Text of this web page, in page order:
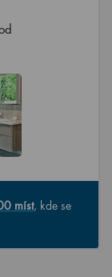
míst, kde se